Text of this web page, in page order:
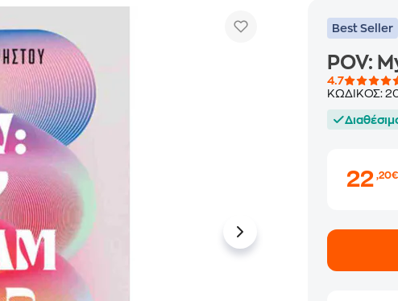
Best Seller
POV:
4.7
ΚΩΔΙΚΟΣ:
22,20€